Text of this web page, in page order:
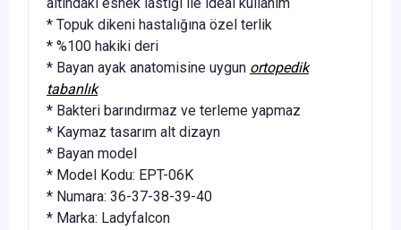
* Topuk dikeni hastalığına özel terlik
* %100 hakiki deri
* Bayan ayak anatomisine uygun ortopedik
tabanlık
* Bakteri barındırmaz ve terleme yapmaz
* Kaymaz tasarım alt dizayn
* Bayan model
* Model Kodu: EPT-06K
* Numara: 36-37-38-39-40
* Marka: Ladyfalcon